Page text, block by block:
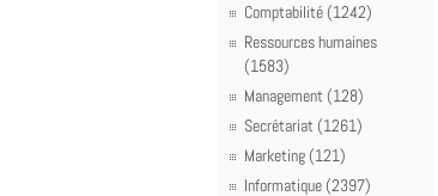
Comptabilité (1242)
Ressources humaines
(1583)
Management (128)
Secrétariat (1261)
Marketing (121)
Informatique (2397)